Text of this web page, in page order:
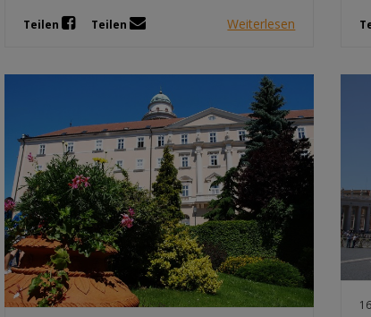
Teilen Teilen Weiterlesen